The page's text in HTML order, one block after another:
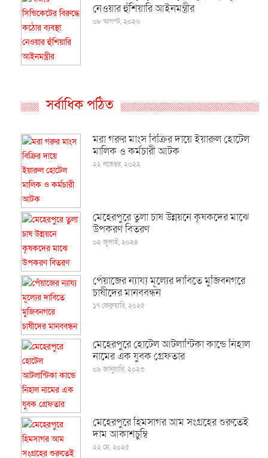
নেওয়ার হুঁশিয়ারি আইনমন্ত্রীর
০৮ আগস্ট, ২০২৬
সর্বাধিক পঠিত
মরা গরুর মাংস বিক্রির দায়ে ইয়ারুল হোটেল
মালিক ও কর্মচারী আটক
২২ নভেম্বর, ২০২২
মেহেরপুরে তুলা চাষ উন্নয়নে কৃষকদের মাঝে
উপকরণ বিতরণ
০২ জুলাই, ২০২৪
পেঁয়াজের ন্যায্য মূল্যের দাবিতে মুজিবনগরে
চাষীদের মানববন্ধন
১৭ ফেব্রুয়ারি, ২০২৫
মেহেরপুরে হোটেল আটলান্টিকা কান্ডে নিহাল
নামের এক যুবক গ্রেফতার
০৯ জানুয়ারি, ২০২৩
মেহেরপুরে হিমসাগর আম সংগ্রহের শুরুতেই
দাম আকাশচুম্বি
২২ মে, ২০২৫